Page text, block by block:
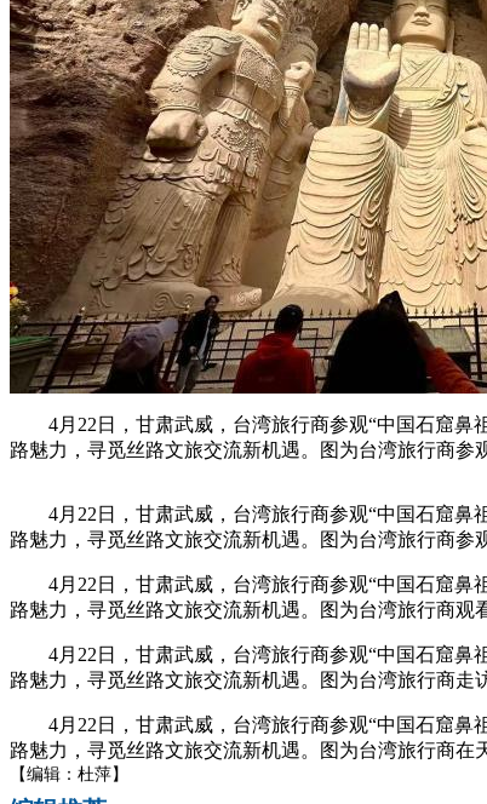
4月22日，甘肃武威，台湾旅行商参观“中国石窟鼻
路魅力，寻觅丝路文旅交流新机遇。图为台湾旅行商参
4月22日，甘肃武威，台湾旅行商参观“中国石窟
路魅力，寻觅丝路文旅交流新机遇。图为台湾旅行商参
4月22日，甘肃武威，台湾旅行商参观“中国石窟
路魅力，寻觅丝路文旅交流新机遇。图为台湾旅行商观
4月22日，甘肃武威，台湾旅行商参观“中国石窟
路魅力，寻觅丝路文旅交流新机遇。图为台湾旅行商走
4月22日，甘肃武威，台湾旅行商参观“中国石窟
路魅力，寻觅丝路文旅交流新机遇。图为台湾旅行商在
【编辑：杜萍】